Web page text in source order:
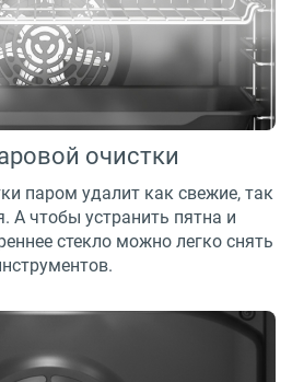
очистки
паром удалит как свежие, так
А чтобы устранить пятна и
стекло можно легко снять